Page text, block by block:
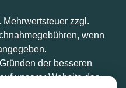
zzgl.
wenn
der besseren
unserer Website das